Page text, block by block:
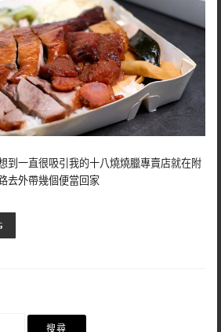
到一直很吸引我的十八燒燒臘專賣店就在附
去外帶幾個便當回家